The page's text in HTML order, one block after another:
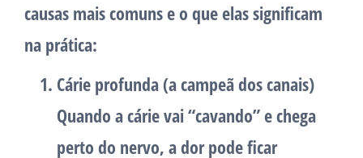
causas mais comuns e o que elas significam
na prática:
Cárie profunda (a campeã dos canais)
Quando a cárie vai “cavando” e chega
perto do nervo, a dor pode ficar